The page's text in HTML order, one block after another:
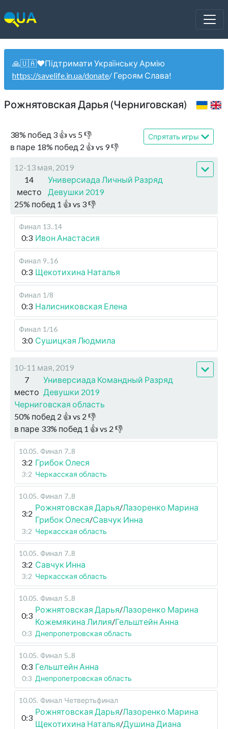
🙏🇺🇦❤️Підтримати Українську Армію
https://savelife.in.ua/donate/ Героям Слава!
Рожнятовская Дарья (Черниговская)
38% побед 3 👍 vs 5👎
в паре 18% побед 2 👍 vs 9👎
Спрятать игры
12-13 мая, 2019
14
место
Универсиада Личный Разряд
Девушки 2019
25% побед 1 👍 vs 3👎
Финал 13..14
0:3 Ивон Анастасия
Финал 9..16
0:3 Щекотихина Наталья
Финал 1/8
0:3 Налисниковская Елена
Финал 1/16
3:0 Сушицкая Людмила
10-11 мая, 2019
7
место
Универсиада Командный Разряд
Девушки 2019
Черниговская область
50% побед 2 👍 vs 2 👎
в паре 33% побед 1 👍 vs 2 👎
10.05. Финал 7..8
3:2 Грибок Олеся
3:2 Черкасская область
10.05. Финал 7..8
3:2
Рожнятовская Дарья/Лазоренко Марина
Грибок Олеся/Савчук Инна
3:2 Черкасская область
10.05. Финал 7..8
3:2 Савчук Инна
3:2 Черкасская область
10.05. Финал 5..8
0:3
Рожнятовская Дарья/Лазоренко Марина
Кожемякина Лилия/Гельштейн Анна
0:3 Днепропетровская область
10.05. Финал 5..8
0:3 Гельштейн Анна
0:3 Днепропетровская область
10.05. Финал Четвертьфинал
0:3
Рожнятовская Дарья/Лазоренко Марина
Щекотихина Наталья/Душина Диана